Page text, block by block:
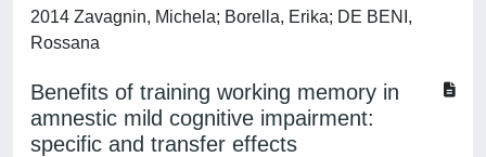
2014 Zavagnin, Michela; Borella, Erika; DE BENI,
Rossana
Benefits of training working memory in
amnestic mild cognitive impairment:
specific and transfer effects